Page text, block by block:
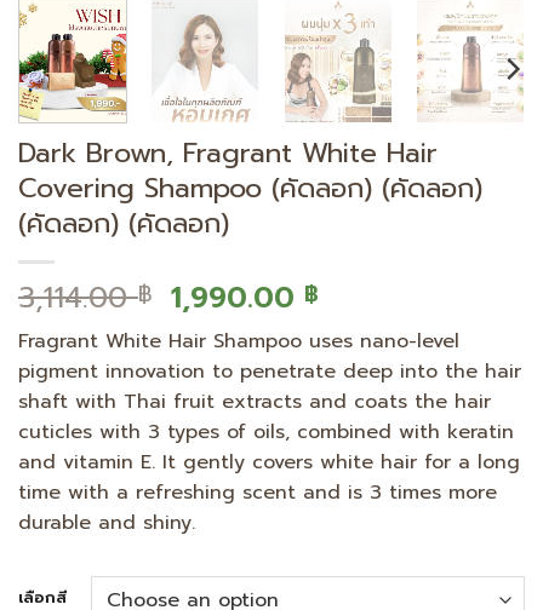
Dark Brown, Fragrant White Hair
Covering Shampoo (คัดลอก) (คัดลอก)
(คัดลอก) (คัดลอก)
3,114.00฿ Original
price
was:
3,114.00 ฿.
1,990.00 ฿
is:
1,990.00 ฿.
Fragrant White Hair Shampoo uses nano-level
pigment innovation to penetrate deep into the hair
shaft with Thai fruit extracts and coats the hair
cuticles with 3 types of oils, combined with keratin
and vitamin E. It gently covers white hair for a long
time with a refreshing scent and is 3 times more
durable and shiny.
เลือกสี